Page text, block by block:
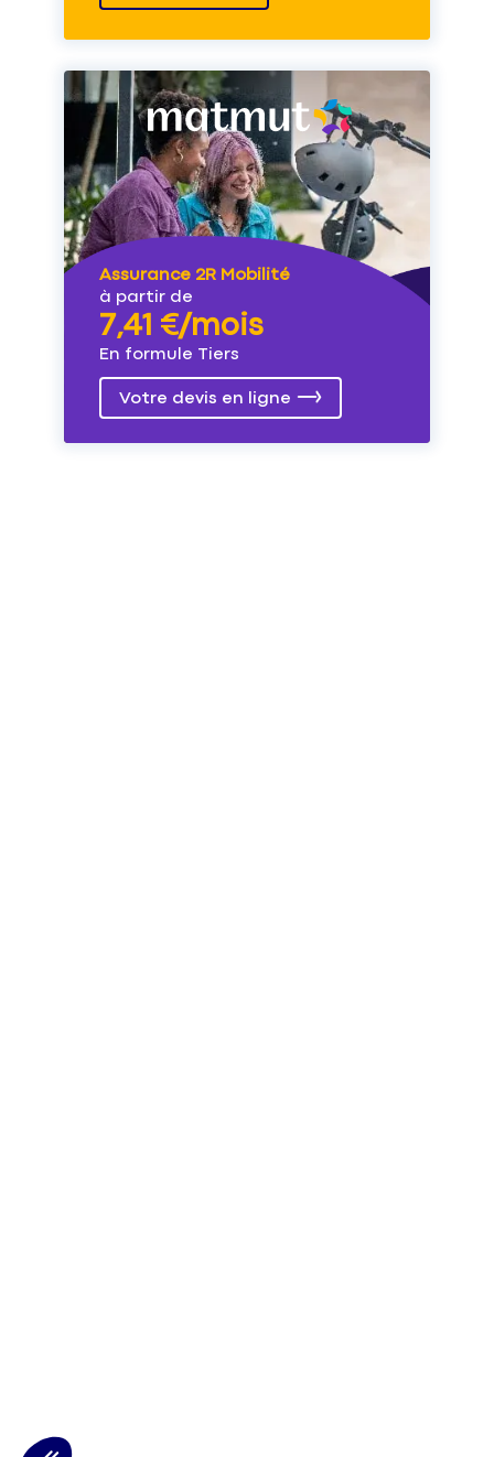
Assurance 2R Mobilité
à partir de
7,41 €/mois
En formule Tiers
Votre devis en ligne